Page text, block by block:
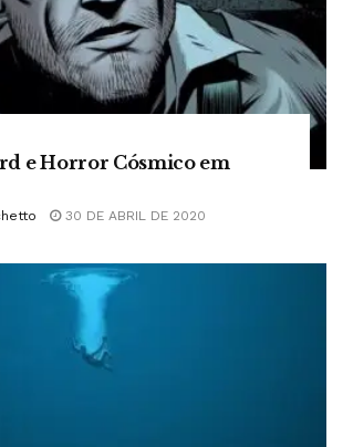
e Horror Cósmico em
30 DE ABRIL DE 2020